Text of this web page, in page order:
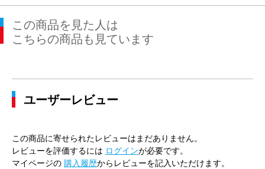
この商品を見た人は
こちらの商品も見ています
ユーザーレビュー
この商品に寄せられたレビューはまだありません。
レビューを評価するには ログインが必要です。
マイページの 購入履歴からレビューを記入いただけます。